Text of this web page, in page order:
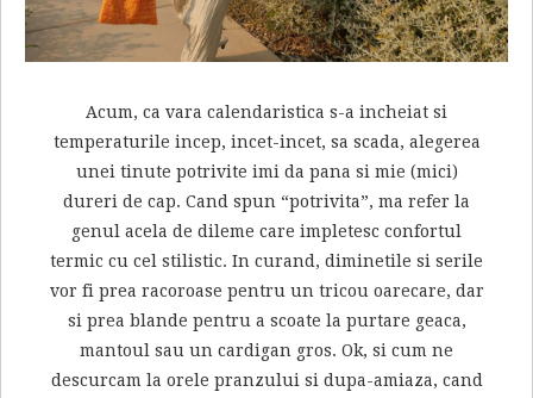
Acum, ca vara calendaristica s-a incheiat si
temperaturile incep, incet-incet, sa scada, alegerea
unei tinute potrivite imi da pana si mie (mici)
dureri de cap. Cand spun “potrivita”, ma refer la
genul acela de dileme care impletesc confortul
termic cu cel stilistic. In curand, diminetile si serile
vor fi prea racoroase pentru un tricou oarecare, dar
si prea blande pentru a scoate la purtare geaca,
mantoul sau un cardigan gros. Ok, si cum ne
descurcam la orele pranzului si dupa-amiaza, cand